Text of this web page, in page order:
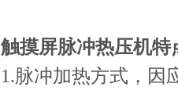
触摸屏脉冲热压机特
1.脉冲加热方式，因